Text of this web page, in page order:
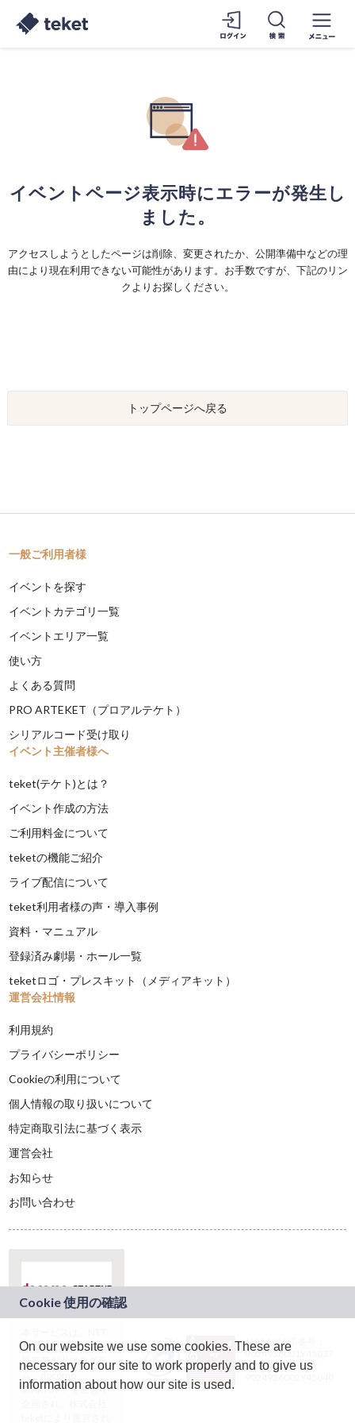
イベントページ表示時にエラーが発生し
ました。
アクセスしようとしたページは削除、変更されたか、公開準備中などの理
由により現在利用できない可能性があります。お手数ですが、下記のリン
クよりお探しください。
トップページへ戻る
一般ご利用者様
イベントを探す
イベントカテゴリ一覧
イベントエリア一覧
使い方
よくある質問
PRO ARTEKET（プロアルテケト）
シリアルコード受け取り
イベント主催者様へ
teket(テケト)とは？
イベント作成の方法
ご利用料金について
teketの機能ご紹介
ライブ配信について
teket利用者様の声・導入事例
資料・マニュアル
登録済み劇場・ホール一覧
teketロゴ・プレスキット（メディアキット）
運営会社情報
利用規約
プライバシーポリシー
Cookieの利用について
個人情報の取り扱いについて
特定商取引法に基づく表示
運営会社
お知らせ
お問い合わせ
ドコモグループの新
規事業創出プログラ
ム「docomo
STARTUP」を通じて
JASRAC許諾番号：
9024936001Y45037
JASRAC許諾番号：
On our website we use some cookies. These are
necessary for our site to work properly and to give us
information about how our site is used.